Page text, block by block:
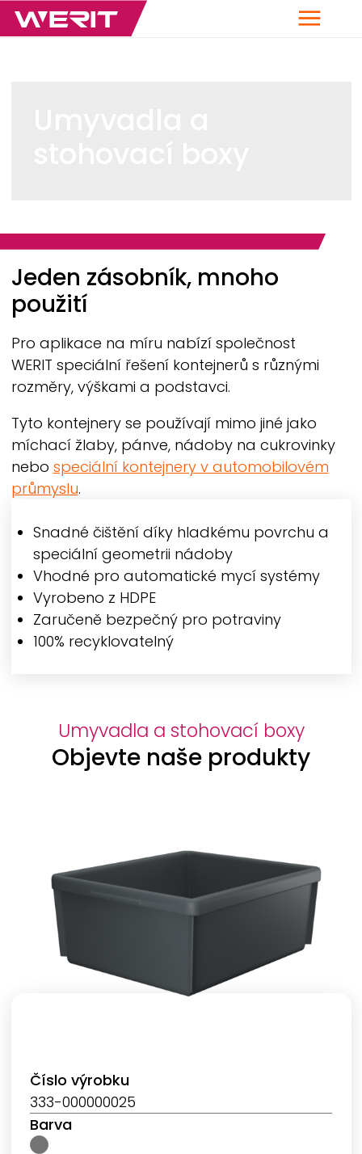
Menu
Breadcrumb
Jeden zásobník, mnoho
použití
Pro aplikace na míru nabízí společnost
WERIT speciální řešení kontejnerů s různými
rozměry, výškami a podstavci.
Tyto kontejnery se používají mimo jiné jako
míchací žlaby, pánve, nádoby na cukrovinky
nebo speciální kontejnery v automobilovém
průmyslu.
Snadné čištění díky hladkému povrchu a
speciální geometrii nádoby
Vhodné pro automatické mycí systémy
Vyrobeno z HDPE
Zaručeně bezpečný pro potraviny
100% recyklovatelný
Umyvadla a stohovací boxy
Objevte naše produkty
Číslo výrobku
333-000000025
Barva